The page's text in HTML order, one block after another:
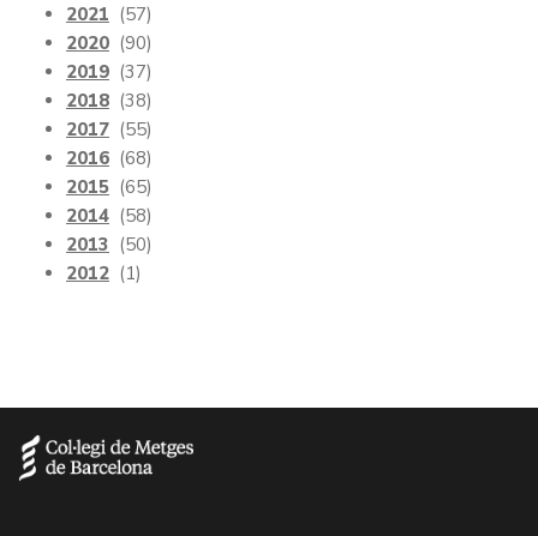
2021 (57)
2020 (90)
2019 (37)
2018 (38)
2017 (55)
2016 (68)
2015 (65)
2014 (58)
2013 (50)
2012 (1)